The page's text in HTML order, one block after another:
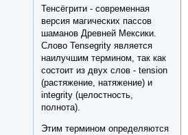
Тенсёгрити - современная
версия магических пассов
шаманов Древней Мексики.
Слово Tensegrity является
наилучшим термином, так как
состоит из двух слов - tension
(растяжение, натяжение) и
integrity (целостность,
полнота).
Этим термином определяются